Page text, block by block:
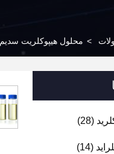
> محلول هیپوکلریت سدیم
(28)
(14)